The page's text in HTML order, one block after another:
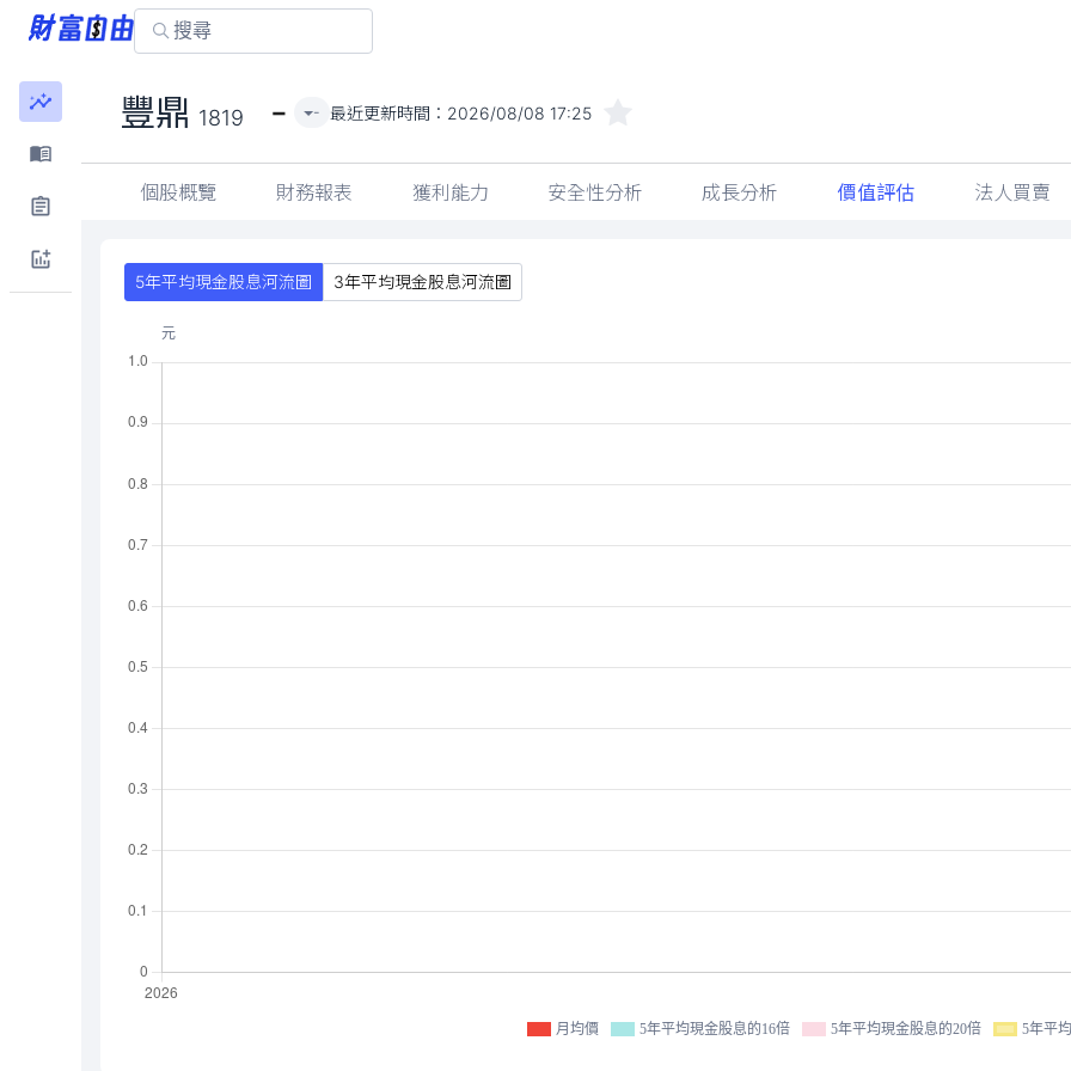
豐鼎 1819 - - 最近更新時間： 2026/08/08 17:25
個股概覽 財務報表 獲利能力 安全性分析 成長分析 價值評估 法人買賣
5年平均現金股息河流圖 3年平均現金股息河流圖
月均價 5年平均現金股息的16倍 5年平均現金股息的20倍 5年平